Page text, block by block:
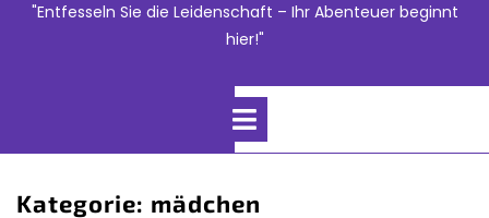
"Entfesseln Sie die Leidenschaft – Ihr Abenteuer beginnt
hier!"
Open
Kategorie: mädchen